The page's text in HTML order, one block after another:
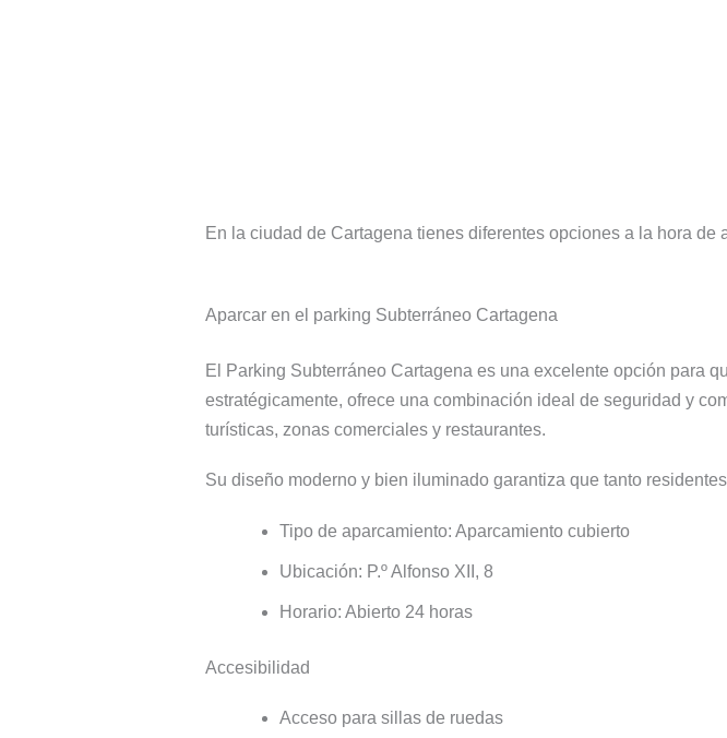
En la ciudad de Cartagena tienes diferentes opciones a la hora de
Aparcar en el parking Subterráneo Cartagena
El Parking Subterráneo Cartagena es una excelente opción para
estratégicamente, ofrece una combinación ideal de seguridad y
turísticas, zonas comerciales y restaurantes.
Su diseño moderno y bien iluminado garantiza que tanto
Tipo de aparcamiento: Aparcamiento cubierto
Ubicación: P.º Alfonso XII, 8
Horario: Abierto 24 horas
Accesibilidad
Acceso para sillas de ruedas